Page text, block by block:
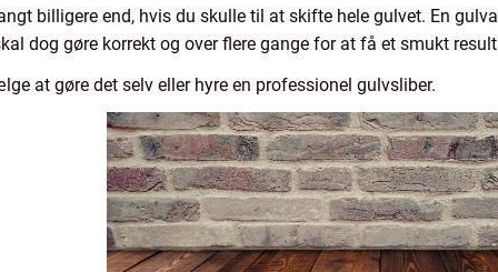
billigere end, hvis du skulle til at skifte hele gulvet. En
dog gøre korrekt og over flere gange for at få et smukt
at gøre det selv eller hyre en professionel gulvsliber.